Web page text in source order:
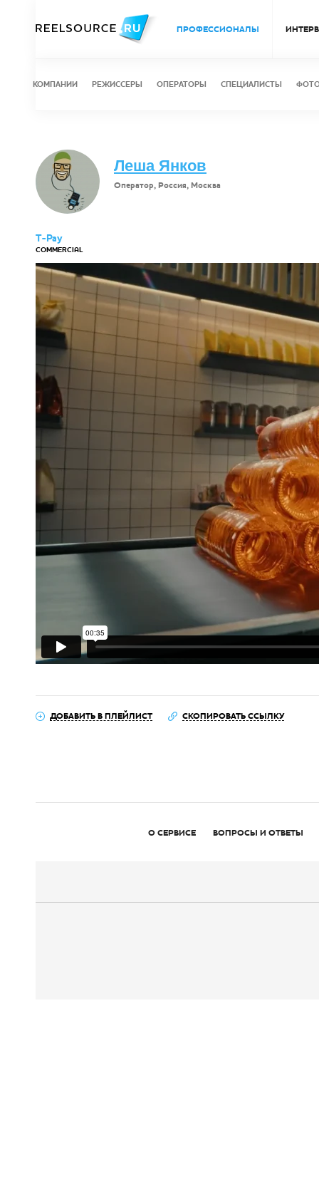
ПРОФЕССИОНАЛЫ
КОМПАНИИ РЕЖИССЕРЫ ОПЕРАТОРЫ СПЕЦИАЛИСТЫ
Леша Янков
Оператор, Россия, Москва
T-Pay
COMMERCIAL
ДОБАВИТЬ В ПЛЕЙЛИСТ СКОПИРОВАТЬ ССЫЛКУ
О СЕРВИСЕ ВОПРОСЫ И ОТВЕТЫ